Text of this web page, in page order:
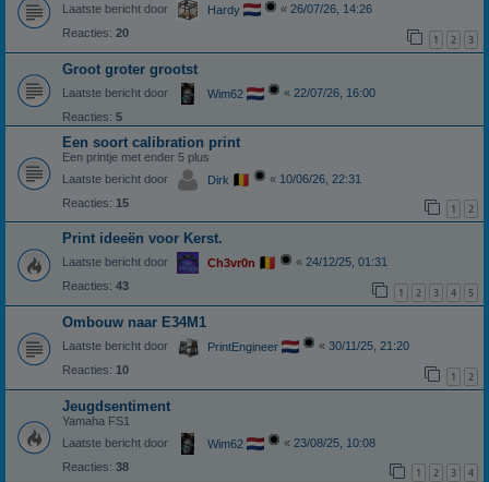
Laatste bericht door Hardy « 26/07/26, 14:26
Reacties: 20 1 2 3
Groot groter grootst
Laatste bericht door Wim62 « 22/07/26, 16:00
Reacties: 5
Een soort calibration print
Een printje met ender 5 plus
Laatste bericht door
Dirk « 10/06/26, 22:31
Reacties: 15 1 2
Print ideeën voor Kerst.
Laatste bericht door Ch3vr0n « 24/12/25, 01:31
Reacties: 43 1 2 3 4 5
Ombouw naar E34M1
Laatste bericht door PrintEngineer « 30/11/25, 21:20
Reacties: 10 1 2
Jeugdsentiment
Yamaha FS1
Laatste bericht door
Wim62 « 23/08/25, 10:08
Reacties: 38 1 2 3 4